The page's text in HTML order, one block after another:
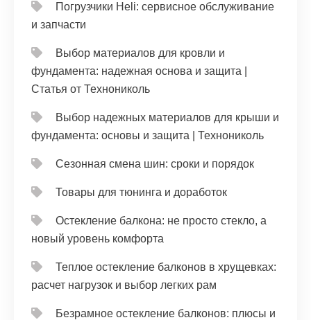
Погрузчики Heli: сервисное обслуживание
и запчасти
Выбор материалов для кровли и
фундамента: надежная основа и защита |
Статья от Технониколь
Выбор надежных материалов для крыши и
фундамента: основы и защита | Технониколь
Сезонная смена шин: сроки и порядок
Товары для тюнинга и доработок
Остекление балкона: не просто стекло, а
новый уровень комфорта
Теплое остекление балконов в хрущевках:
расчет нагрузок и выбор легких рам
Безрамное остекление балконов: плюсы и